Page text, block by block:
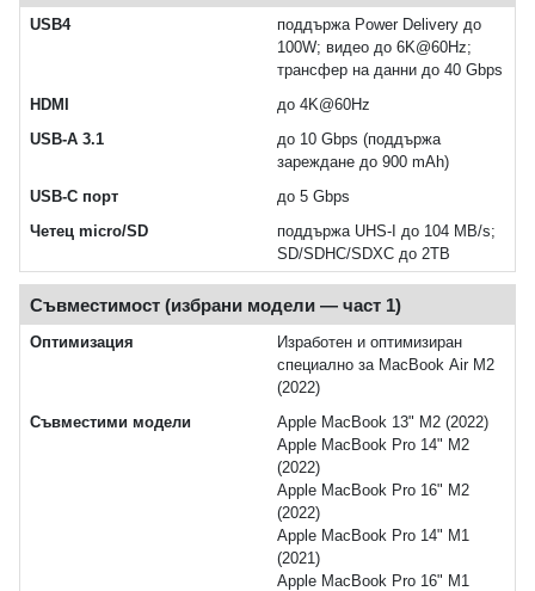
USB4
поддържа Power Delivery до
100W; видео до 6K@60Hz;
трансфер на данни до 40 Gbps
HDMI
до 4K@60Hz
USB-A 3.1
до 10 Gbps (поддържа
зареждане до 900 mAh)
USB-C порт
до 5 Gbps
Четец micro/SD
поддържа UHS-I до 104 MB/s;
SD/SDHC/SDXC до 2TB
Съвместимост (избрани модели — част 1)
Оптимизация
Изработен и оптимизиран
специално за MacBook Air M2
(2022)
Съвместими модели
Apple MacBook 13" M2 (2022)
Apple MacBook Pro 14" M2
(2022)
Apple MacBook Pro 16" M2
(2022)
Apple MacBook Pro 14" M1
(2021)
Apple MacBook Pro 16" M1